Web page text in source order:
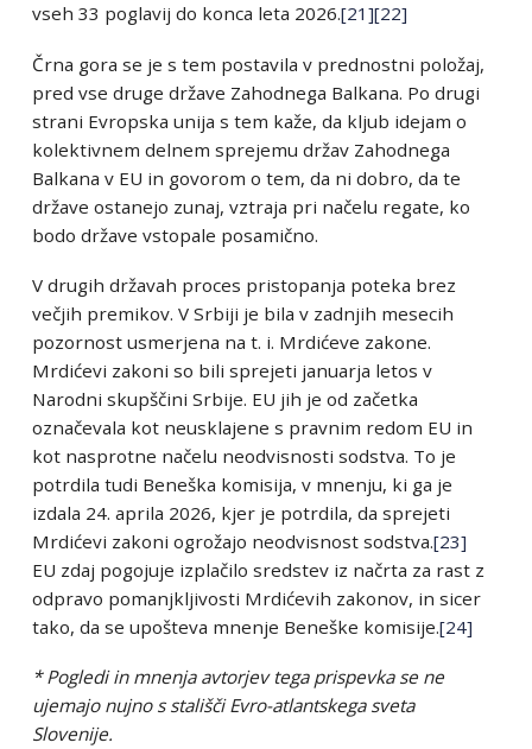
vseh 33 poglavij do konca leta 2026.[21][22]
Črna gora se je s tem postavila v prednostni položaj,
pred vse druge države Zahodnega Balkana. Po drugi
strani Evropska unija s tem kaže, da kljub idejam o
kolektivnem delnem sprejemu držav Zahodnega
Balkana v EU in govorom o tem, da ni dobro, da te
države ostanejo zunaj, vztraja pri načelu regate, ko
bodo države vstopale posamično.
V drugih državah proces pristopanja poteka brez
večjih premikov. V Srbiji je bila v zadnjih mesecih
pozornost usmerjena na t. i. Mrdićeve zakone.
Mrdićevi zakoni so bili sprejeti januarja letos v
Narodni skupščini Srbije. EU jih je od začetka
označevala kot neusklajene s pravnim redom EU in
kot nasprotne načelu neodvisnosti sodstva. To je
potrdila tudi Beneška komisija, v mnenju, ki ga je
izdala 24. aprila 2026, kjer je potrdila, da sprejeti
Mrdićevi zakoni ogrožajo neodvisnost sodstva.[23]
EU zdaj pogojuje izplačilo sredstev iz načrta za rast z
odpravo pomanjkljivosti Mrdićevih zakonov, in sicer
tako, da se upošteva mnenje Beneške komisije.[24]
*Pogledi in mnenja avtorjev tega prispevka se ne
ujemajo nujno s stališči Evro-atlantskega sveta
Slovenije.